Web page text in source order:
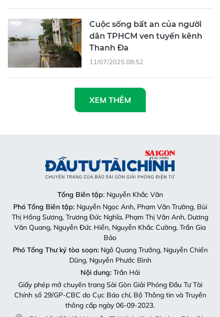
Cuộc sống bất an của người
dân TPHCM ven tuyến kênh
Thanh Đa
11/07/2025 08:52
XEM THÊM
Tổng Biên tập: Nguyễn Khắc Văn
Phó Tổng Biên tập:Nguyễn Ngọc Anh, Phạm Văn Trường, Bùi
Thị Hồng Sương, Trương Đức Nghĩa, Phạm Thị Vân Anh, Dương
Văn Quang, Nguyễn Đức Hiển, Nguyễn Khắc Cường, Trần Gia
Bảo
Phó Tổng Thư ký tòa soạn:Ngô Quang Trưởng, Nguyễn Chiến
Dũng, Nguyễn Phước Bình
Nội dung:Trần Hải
Giấy phép mở chuyên trang Sài Gòn Giải Phóng Đầu Tư Tài
Chính số 29/GP-CBC do Cục Báo chí, Bộ Thông tin và Truyền
thông cấp ngày 06-09-2023.